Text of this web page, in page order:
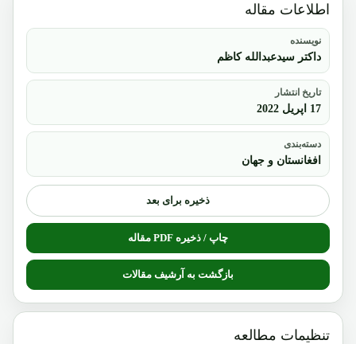
اطلاعات مقاله
نویسنده
داکتر سیدعبدالله کاظم
تاریخ انتشار
17 اپریل 2022
دسته‌بندی
افغانستان و جهان
ذخیره برای بعد
چاپ / ذخیره PDF مقاله
بازگشت به آرشیف مقالات
تنظیمات مطالعه